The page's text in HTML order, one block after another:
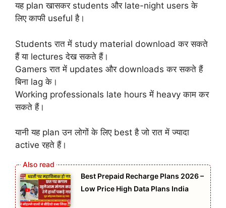
यह plan खासकर students और late-night users के
लिए काफी useful है।
Students रात में study material download कर सकते
हैं या lectures देख सकते हैं।
Gamers रात में updates और downloads कर सकते हैं
बिना lag के।
Working professionals late hours में heavy काम कर
सकते हैं।
यानी यह plan उन लोगों के लिए best है जो रात में ज्यादा
active रहते हैं।
Best Prepaid Recharge Plans 2026 –
Low Price High Data Plans India